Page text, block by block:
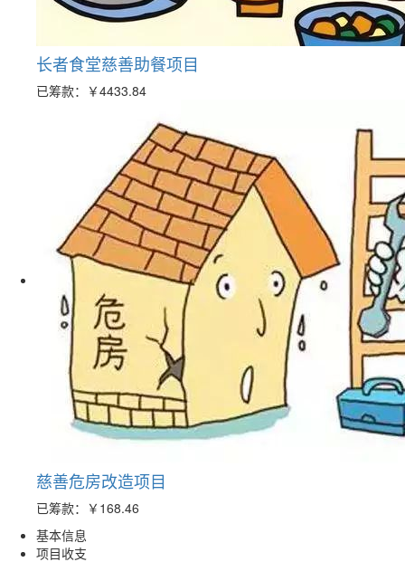
长者食堂慈善助餐项目
已筹款： ￥4433.84
慈善危房改造项目
已筹款： ￥168.46
基本信息
项目收支